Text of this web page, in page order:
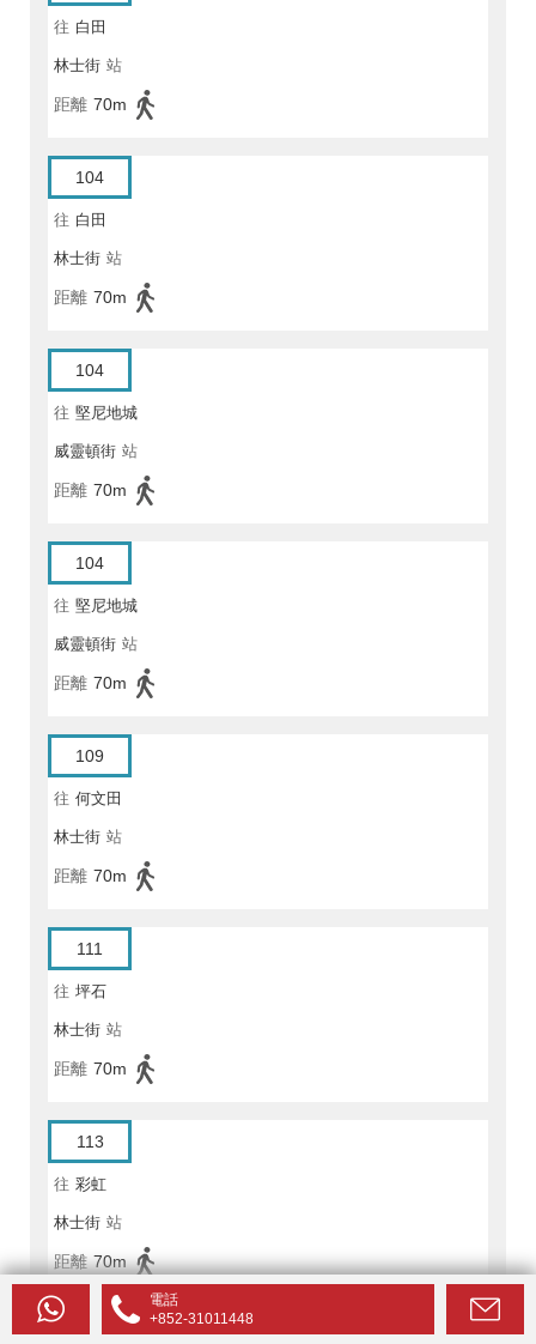
往 白田
林士街 站
距離 70m
104
往 白田
林士街 站
距離 70m
104
往 堅尼地城
威靈頓街 站
距離 70m
104
往 堅尼地城
威靈頓街 站
距離 70m
109
往 何文田
林士街 站
距離 70m
111
往 坪石
林士街 站
距離 70m
113
往 彩虹
林士街 站
距離 70m
115
電話
+852-31011448